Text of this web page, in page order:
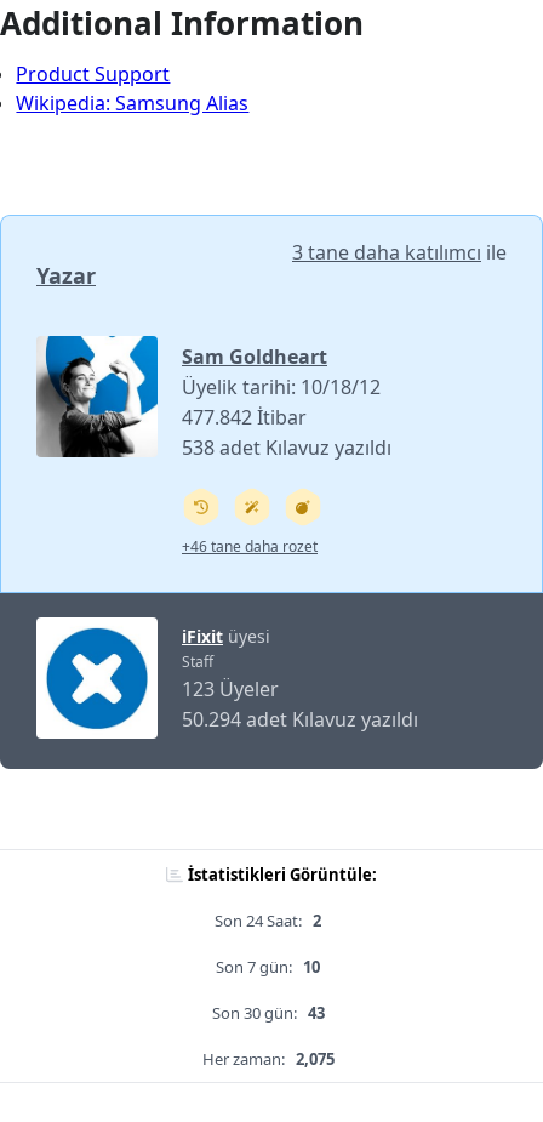
Additional Information
Product Support
Wikipedia: Samsung Alias
Yazar
3 tane daha katılımcı ile
Sam Goldheart
Üyelik tarihi: 10/18/12
477.842 İtibar
538 adet Kılavuz yazıldı
+46 tane daha rozet
iFixit üyesi
Staff
123 Üyeler
50.294 adet Kılavuz yazıldı
İstatistikleri Görüntüle:
Son 24 Saat: 2
Son 7 gün: 10
Son 30 gün: 43
Her zaman: 2,075